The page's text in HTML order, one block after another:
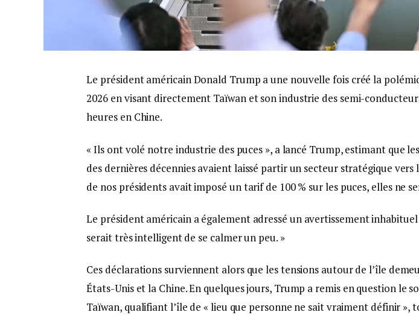
Le président américain Donald Trump a une nouvelle fois créé la
2026 en visant directement Taïwan et son industrie des semi-
heures en Chine.
« Ils ont volé notre industrie des puces », a lancé Trump, estimant que
des dernières décennies avaient laissé partir un secteur stratégique vers
de nos présidents avait imposé un tarif de 100 % sur les puces, elles ne
Le président américain a également adressé un avertissement inhabituel
serait très intelligent de se calmer un peu. »
Ces déclarations surviennent alors que les tensions autour de l’île
États-Unis et la Chine. En quelques jours, Trump a remis en question le
Taïwan, qualifiant l’île de « lieu que personne ne sait vraiment définir »,